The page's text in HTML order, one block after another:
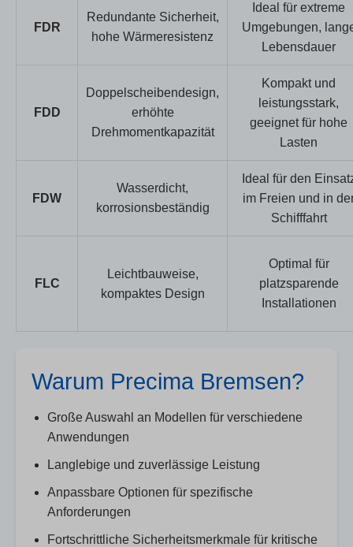
FDR
Redundante Sicherheit,
hohe Wärmeresistenz
Ideal für extreme
Umgebungen,
Lebensdauer
FDD
Doppelscheibendesign,
erhöhte
Drehmomentkapazität
Kompakt und
leistungsstark,
geeignet für hohe
Lasten
FDW
Wasserdicht,
korrosionsbeständig
Ideal für den
im Freien und in
Schifffahrt
FLC
Leichtbauweise,
kompaktes Design
Optimal für
platzsparende
Installationen
Warum Precima Bremsen?
Große Auswahl an Modellen für verschiedene
Anwendungen
Langlebige und zuverlässige Leistung
Anpassbare Optionen für spezifische
Anforderungen
Fortschrittliche Sicherheitsmerkmale für kritische